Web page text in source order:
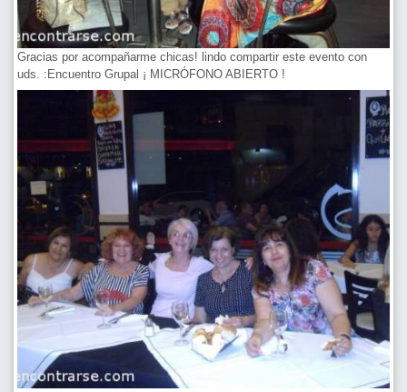
Gracias por acompañarme chicas! lindo compartir este evento con
uds. :Encuentro Grupal ¡ MICRÓFONO ABIERTO !